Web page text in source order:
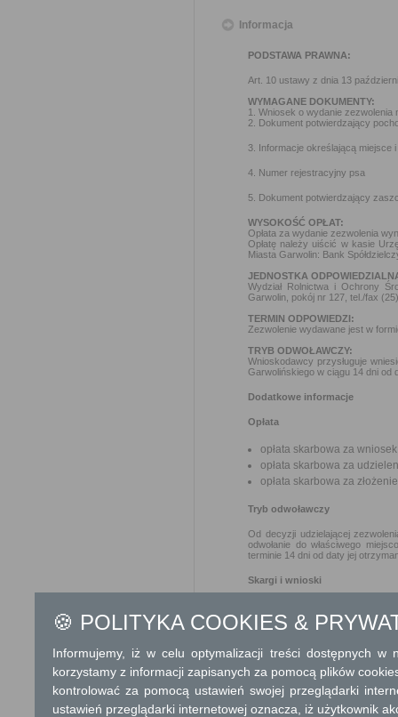
Informacja
PODSTAWA PRAWNA:
Art. 10 ustawy z dnia 13
WYMAGANE DOKUMENTY:
1. Wniosek o wydanie
2. Dokument potwierdzający
3. Informacje określającą miejsce
4. Numer rejestracyjny psa
5. Dokument potwierdzający
WYSOKOŚĆ OPŁAT:
Opłata za wydanie zezwolenia
Opłatę należy uiścić w kasie
Miasta Garwolin: Bank
JEDNOSTKA
Wydział Rolnictwa i Ochrony
Garwolin, pokój nr 127, tel./fax
TERMIN ODPOWIEDZI:
Zezwolenie wydawane jest w
TRYB ODWOŁAWCZY:
Wnioskodawcy przysługuje
Garwolińskiego w ciągu 14 dni
Dodatkowe informacje
Opłata
opłata skarbowa za
opłata skarbowa za
opłata skarbowa za
Tryb odwoławczy
Od decyzji udzielającej
odwołanie do właściwego
terminie 14 dni od daty jej
Skargi i wnioski
naruszenie praworządności lub
zapobieganie nadużyciom,
Organ właściwy dla załatwienia
Informacje dodatkowe
🍪 POLITYKA COOKIES &
Informujemy, iż w celu optymalizacji treści dostępnych w
korzystamy z informacji zapisanych za pomocą plików
kontrolować za pomocą ustawień swojej przeglądarki
ustawień przeglądarki internetowej oznacza, iż użytkownik